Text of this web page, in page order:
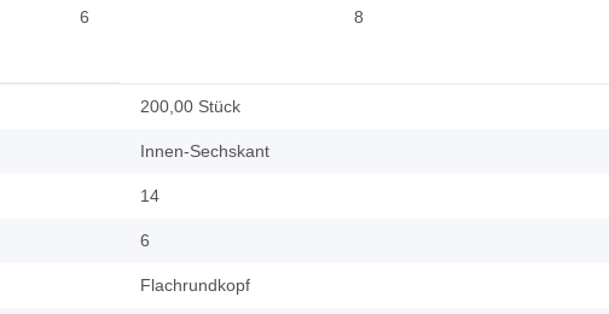
6 8
200,00 Stück
Innen-Sechskant
14
6
Flachrundkopf